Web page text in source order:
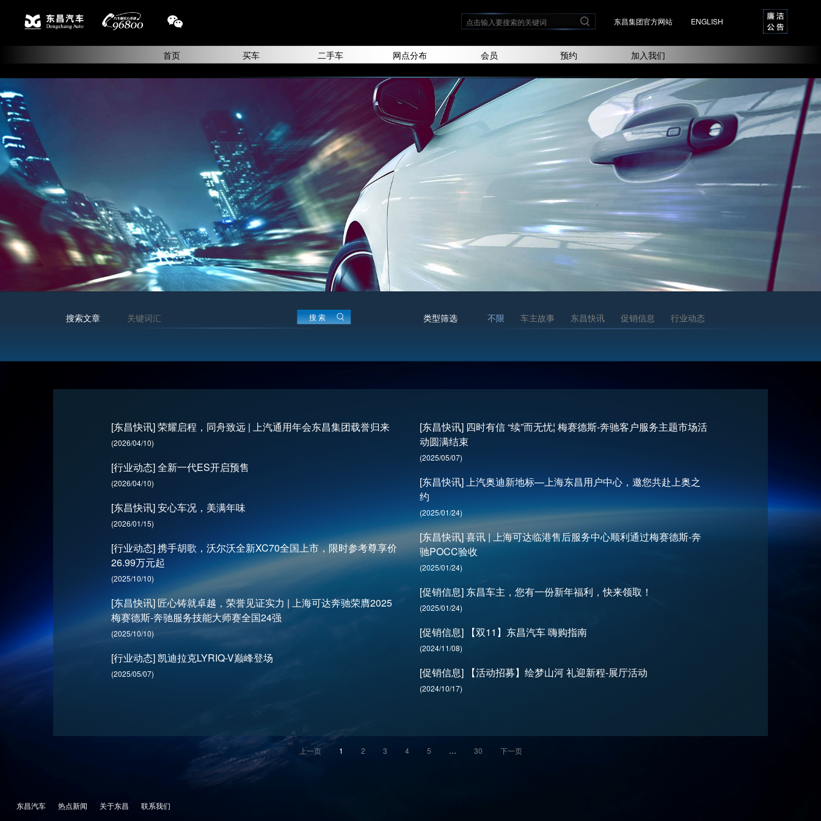
东昌集团官方网站 ENGLISH
首页 买车 二手车 网点分布 会员 预约 加入我们
搜索文章 搜 索 类型筛选 不限 车主故事 东昌快讯 促销信息 行业动态
[东昌快讯] 荣耀启程，同舟致远 | 上汽通用年会东昌集团载誉归来
(2026/04/10)
[行业动态] 全新一代ES开启预售
(2026/04/10)
[东昌快讯] 安心车况，美满年味
(2026/01/15)
[行业动态] 携手胡歌，沃尔沃全新XC70全国上市，限时参考尊享价
26.99万元起
(2025/10/10)
[东昌快讯] 匠心铸就卓越，荣誉见证实力 | 上海可达奔驰荣膺2025
梅赛德斯-奔驰服务技能大师赛全国24强
(2025/10/10)
[行业动态] 凯迪拉克LYRIQ-V巅峰登场
(2025/05/07)
[东昌快讯] 四时有信 “续”而无忧¦ 梅赛德斯-奔驰客户服务主题市场活
动圆满结束
(2025/05/07)
[东昌快讯] 上汽奥迪新地标—上海东昌用户中心，邀您共赴上奥之
约
(2025/01/24)
[东昌快讯] 喜讯 | 上海可达临港售后服务中心顺利通过梅赛德斯-奔
驰POCC验收
(2025/01/24)
[促销信息] 东昌车主，您有一份新年福利，快来领取！
(2025/01/24)
[促销信息] 【双11】东昌汽车 嗨购指南
(2024/11/08)
[促销信息] 【活动招募】绘梦山河 礼迎新程-展厅活动
(2024/10/17)
上一页 1 2 3 4 5 … 30 下一页
东昌汽车 热点新闻 关于东昌
联系我们